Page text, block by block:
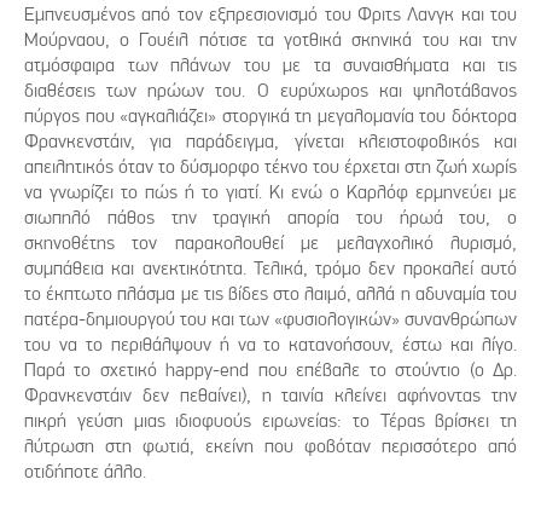
Εμπνευσμένος από τον εξπρεσιονισμό του Φριτς Λανγκ και του
Μούρναου, ο Γουέιλ πότισε τα γοτθικά σκηνικά του και την
ατμόσφαιρα των πλάνων του με τα συναισθήματα και τις
διαθέσεις των ηρώων του. Ο ευρύχωρος και ψηλοτάβανος
πύργος που «αγκαλιάζει» στοργικά τη μεγαλομανία του δόκτορα
Φρανκενστάιν, για παράδειγμα, γίνεται κλειστοφοβικός και
απειλητικός όταν το δύσμορφο τέκνο του έρχεται στη ζωή χωρίς
να γνωρίζει το πώς ή το γιατί. Κι ενώ ο Καρλόφ ερμηνεύει με
σιωπηλό πάθος την τραγική απορία του ήρωά του, ο
σκηνοθέτης τον παρακολουθεί με μελαγχολικό λυρισμό,
συμπάθεια και ανεκτικότητα. Τελικά, τρόμο δεν προκαλεί αυτό
το έκπτωτο πλάσμα με τις βίδες στο λαιμό, αλλά η αδυναμία του
πατέρα-δημιουργού του και των «φυσιολογικών» συνανθρώπων
του να το περιθάλψουν ή να το κατανοήσουν, έστω και λίγο.
Παρά το σχετικό happy-end που επέβαλε το στούντιο (ο Δρ.
Φρανκενστάιν δεν πεθαίνει), η ταινία κλείνει αφήνοντας την
πικρή γεύση μιας ιδιοφυούς ειρωνείας: το Τέρας βρίσκει τη
λύτρωση στη φωτιά, εκείνη που φοβόταν περισσότερο από
οτιδήποτε άλλο.